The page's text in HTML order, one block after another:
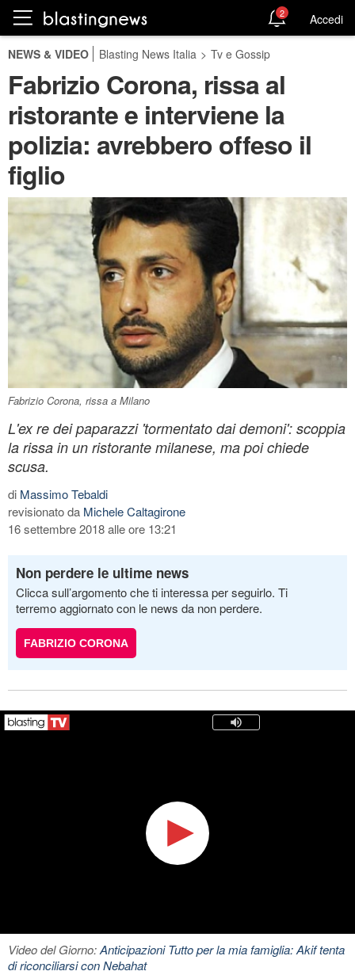
2 Accedi
NEWS & VIDEO Blasting News Italia > Tv e Gossip
Fabrizio Corona, rissa al
ristorante e interviene la
polizia: avrebbero offeso il
figlio
Fabrizio Corona, rissa a Milano
L'ex re dei paparazzi 'tormentato dai demoni': scoppia
la rissa in un ristorante milanese, ma poi chiede
scusa.
di Massimo Tebaldi
revisionato da Michele Caltagirone
16 settembre 2018 alle ore 13:21
Non perdere le ultime news
Clicca sull’argomento che ti interessa per seguirlo. Ti
terremo aggiornato con le news da non perdere.
FABRIZIO CORONA
Video del Giorno:Anticipazioni Tutto per la mia famiglia: Akif tenta
di riconciliarsi con Nebahat